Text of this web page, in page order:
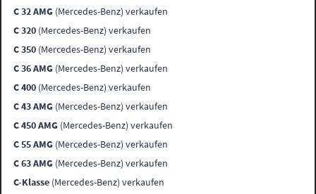
C 32 AMG (Mercedes-Benz) verkaufen
C 320 (Mercedes-Benz) verkaufen
C 350 (Mercedes-Benz) verkaufen
C 36 AMG (Mercedes-Benz) verkaufen
C 400 (Mercedes-Benz) verkaufen
C 43 AMG (Mercedes-Benz) verkaufen
C 450 AMG (Mercedes-Benz) verkaufen
C 55 AMG (Mercedes-Benz) verkaufen
C 63 AMG (Mercedes-Benz) verkaufen
C-Klasse (Mercedes-Benz) verkaufen